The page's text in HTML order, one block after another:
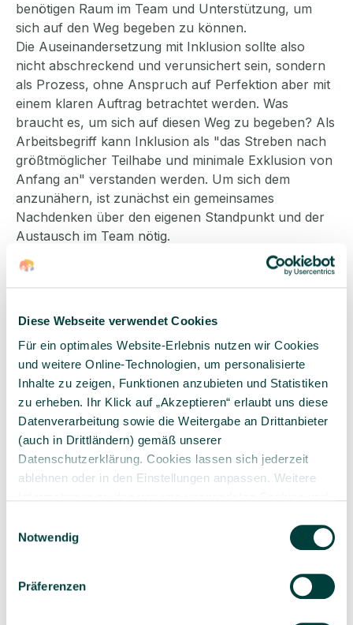
Diese Webseite verwendet Cookies
Für ein optimales Website-Erlebnis nutzen wir Cookies
und weitere Online-Technologien, um personalisierte
Inhalte zu zeigen, Funktionen anzubieten und Statistiken
zu erheben. Ihr Klick auf „Akzeptieren“ erlaubt uns diese
Datenverarbeitung sowie die Weitergabe an Drittanbieter
(auch in Drittländern) gemäß unserer
Datenschutzerklärung. Cookies lassen sich jederzeit
ablehnen oder in den Einstellungen anpassen. Weitere
schutz­erklärung
Notwendig
Präferenzen
benötigen Raum im Team und Unterstützung, um
sich auf den Weg begeben zu können.
Die Auseinandersetzung mit Inklusion sollte also
nicht abschreckend und verunsichert sein, sondern
als Prozess, ohne Anspruch auf Perfektion aber mit
einem klaren Auftrag betrachtet werden. Was
braucht es, um sich auf diesen Weg zu begeben? Als
Arbeitsbegriff kann Inklusion als "das Streben nach
größtmöglicher Teilhabe und minimale Exklusion von
Anfang an" verstanden werden. Um sich dem
anzunähern, ist zunächst ein gemeinsames
Nachdenken über den eigenen Standpunkt und der
Austausch im Team nötig.
Folgende Fragen können hier unterstützend sein:
Vielfalt?
Was bedeutet Inklusion für mich?
Welche Assoziationen und Gefühle verbinde ich
mit diesem Begriff?
Welche Chancen und Herausforderungen
verbinde ich mit Inklusion?
daraus ergebende Vielfalt der Menschen als